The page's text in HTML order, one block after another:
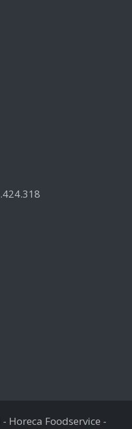
Horeca Foodservice -